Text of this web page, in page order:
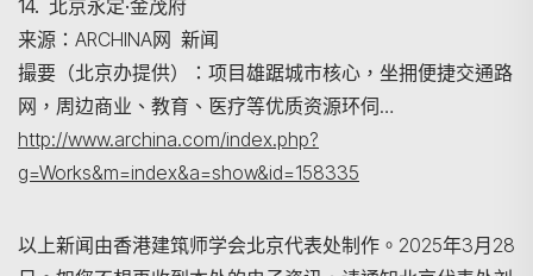
14. 北京永定·金茂府
来源：ARCHINA网 新闻
撮要（北京办提供）：项目雄踞城市核心，坐拥便捷交通路
网，周边商业、教育、医疗等优质资源环伺…
http://www.archina.com/index.php?
g=Works&m=index&a=show&id=158335
以上新闻由香港建筑师学会北京代表处制作。2025年3月28